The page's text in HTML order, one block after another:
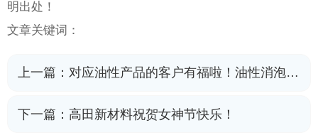
明出处！
文章关键词：
上一篇：对应油性产品的客户有福啦！油性消泡剂再次来袭，请做好准备
下一篇： 高田新材料祝贺女神节快乐！